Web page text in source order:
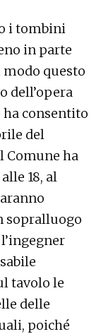
i tombini
in parte
questo
dell’opera
consentito
del
Comune ha
18, al
sopralluogo
tavolo le
delle
poiché